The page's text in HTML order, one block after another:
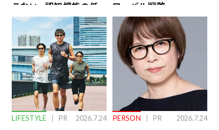
こない…認知機能の低
下を救う、脳のインナ
ーケアとは
ローバル戦略
LIFESTYLE PR 2026.7.24 PERSON PR 2026.7.24